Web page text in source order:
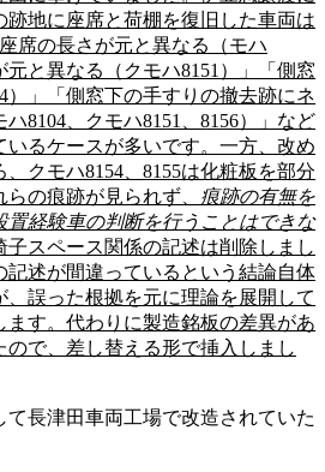
跡地に座席と荷棚を復旧した車両は
席の長さが元と異なる（モハ
元と異なる（クモハ8151）」「側窓
）」「側窓下の手すりの撤去跡にネ
8104、クモハ8151、8156）」など
るケースが多いです。一方、改め
クモハ8154、8155は化粧板を部分
の痕跡が見られず、 痕跡の有無を
置経験車の判断を行うことはできな
子スペース関係の記述は削除しまし
記述が間違っているという結論自体
、誤った根拠を元に理論を展開して
ます。代わりに製造銘板の差異があ
ので、差し替える形で挿入しまし
て長津田車両工場で改造されていた